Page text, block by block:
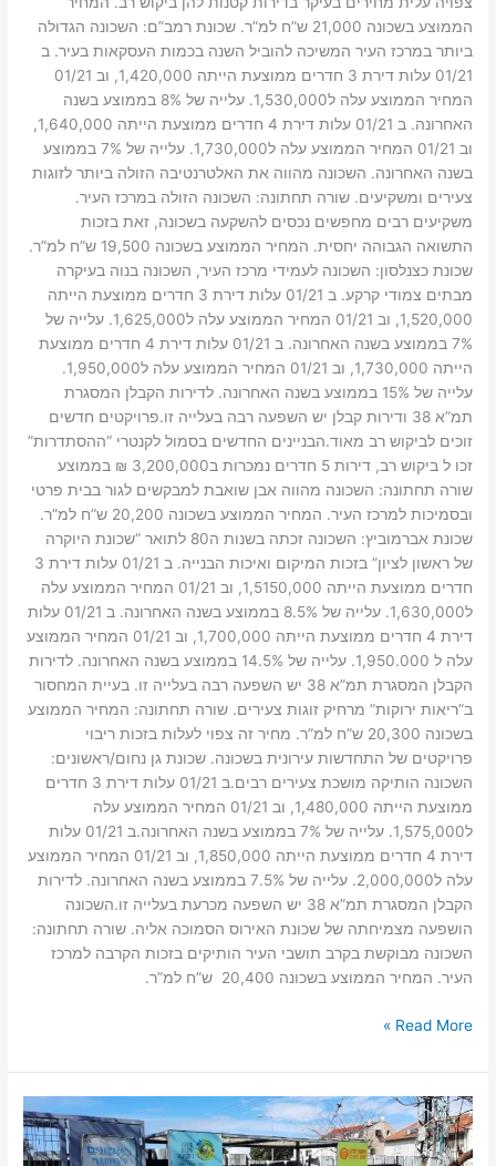
הממוצע בשכונה 21,000 ש”ח למ”ר. שכונת רמב”ם: השכונה הגדולה
ביותר במרכז העיר המשיכה להוביל השנה בכמות העסקאות בעיר. ב
01/21 עלות דירת 3 חדרים ממוצעת הייתה 1,420,000, וב 01/21
המחיר הממוצע עלה ל1,530,000. עלייה של 8% בממוצע בשנה
האחרונה. ב 01/21 עלות דירת 4 חדרים ממוצעת הייתה 1,640,000,
וב 01/21 המחיר הממוצע עלה ל1,730,000. עלייה של 7% בממוצע
בשנה האחרונה. השכונה מהווה את האלטרנטיבה הזולה ביותר לזוגות
צעירים ומשקיעים. שורה תחתונה: השכונה הזולה במרכז העיר.
משקיעים רבים מחפשים נכסים להשקעה בשכונה, זאת בזכות
התשואה הגבוהה יחסית. המחיר הממוצע בשכונה 19,500 ש”ח למ”ר.
שכונת כצנלסון: השכונה לעמידי מרכז העיר, השכונה בנוה בעיקרה
מבתים צמודי קרקע. ב 01/21 עלות דירת 3 חדרים ממוצעת הייתה
1,520,000, וב 01/21 המחיר הממוצע עלה ל1,625,000. עלייה של
7% בממוצע בשנה האחרונה. ב 01/21 עלות דירת 4 חדרים ממוצעת
הייתה 1,730,000, וב 01/21 המחיר הממוצע עלה ל1,950,000.
עלייה של 15% בממוצע בשנה האחרונה. לדירות הקבלן המסגרת
תמ”א 38 ודירות קבלן יש השפעה רבה בעלייה זו.פרויקטים חדשים
זוכים לביקוש רב מאוד.הבניינים החדשים בסמול לקנטרי “ההסתדרות”
זכו ל ביקוש רב, דירות 5 חדרים נמכרות ב3,200,000 ₪ בממוצע
שורה תחתונה: השכונה מהווה אבן שואבת למבקשים לגור בבית פרטי
ובסמיכות למרכז העיר. המחיר הממוצע בשכונה 20,200 ש”ח למ”ר.
שכונת אברמוביץ: השכונה זכתה בשנות ה80 לתואר “שכונת היוקרה
של ראשון לציון” בזכות המיקום ואיכות הבנייה. ב 01/21 עלות דירת 3
חדרים ממוצעת הייתה 1,5150,000, וב 01/21 המחיר הממוצע עלה
ל1,630,000. עלייה של 8.5% בממוצע בשנה האחרונה. ב 01/21 עלות
דירת 4 חדרים ממוצעת הייתה 1,700,000, וב 01/21 המחיר הממוצע
עלה ל 1,950.000. עלייה של 14.5% בממוצע בשנה האחרונה. לדירות
הקבלן המסגרת תמ”א 38 יש השפעה רבה בעלייה זו. בעיית המחסור
ב”ריאות ירוקות” מרחיק זוגות צעירים. שורה תחתונה: המחיר הממוצע
בשכונה 20,300 ש”ח למ”ר. מחיר זה צפוי לעלות בזכות ריבוי
פרויקטים של התחדשות עירונית בשכונה. שכונת גן נחום/ראשונים:
השכונה הותיקה מושכת צעירים רבים.ב 01/21 עלות דירת 3 חדרים
ממוצעת הייתה 1,480,000, וב 01/21 המחיר הממוצע עלה
ל1,575,000. עלייה של 7% בממוצע בשנה האחרונה.ב 01/21 עלות
דירת 4 חדרים ממוצעת הייתה 1,850,000, וב 01/21 המחיר הממוצע
עלה ל2,000,000. עלייה של 7.5% בממוצע בשנה האחרונה. לדירות
הקבלן המסגרת תמ”א 38 יש השפעה מכרעת בעלייה זו.השכונה
הושפעה מצמיחתה של שכונת האירוס הסמוכה אליה. שורה תחתונה:
השכונה מבוקשת בקרב תושבי העיר הותיקים בזכות הקרבה למרכז
העיר. המחיר הממוצע בשכונה 20,400 ש”ח למ”ר.
Read More »
לאור
העלייה
בכמות